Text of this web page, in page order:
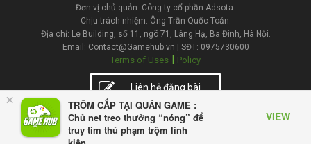
×
TRÔM CẮP TẠI QUÁN GAME :
Chủ net treo thưởng “nóng” để
truy tìm thủ phạm trộm linh
VIEW
Đơn vị chủ quản: Công ty cổ phần Adsota.
Chịu trách nhiệm: Ông Trần Quốc Toản.
Địa chỉ: Le Building, số 11, ngõ 71, Láng Hạ, Ba Đình, Hà Nội.
Email: Contact@Gamehub.vn | SĐT: 0975730600
Terms of Uses | Policy
Liên hệ đăng bài